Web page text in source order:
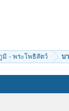
- พระโพธิสัตว์